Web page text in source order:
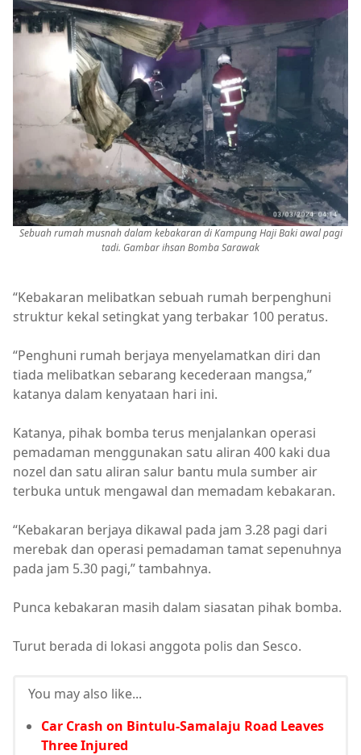
Sebuah rumah musnah dalam kebakaran di Kampung Haji Baki awal pagi
tadi. Gambar ihsan Bomba Sarawak
“Kebakaran melibatkan sebuah rumah berpenghuni
struktur kekal setingkat yang terbakar 100 peratus.
“Penghuni rumah berjaya menyelamatkan diri dan
tiada melibatkan sebarang kecederaan mangsa,”
katanya dalam kenyataan hari ini.
Katanya, pihak bomba terus menjalankan operasi
pemadaman menggunakan satu aliran 400 kaki dua
nozel dan satu aliran salur bantu mula sumber air
terbuka untuk mengawal dan memadam kebakaran.
“Kebakaran berjaya dikawal pada jam 3.28 pagi dari
merebak dan operasi pemadaman tamat sepenuhnya
pada jam 5.30 pagi,” tambahnya.
Punca kebakaran masih dalam siasatan pihak bomba.
Turut berada di lokasi anggota polis dan Sesco.
You may also like...
Car Crash on Bintulu-Samalaju Road Leaves
Three Injured